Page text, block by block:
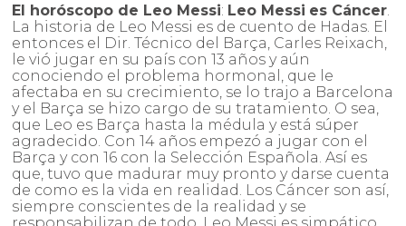
El horóscopo de Leo Messi: Leo Messi es Cáncer
La historia de Leo Messi es de cuento de Hadas. El
entonces el Dir. Técnico del Barça, Carles Reixach,
le vió jugar en su país con 13 años y aún
conociendo el problema hormonal, que le
afectaba en su crecimiento, se lo trajo a Barcelona
y el Barça se hizo cargo de su tratamiento. O sea,
que Leo es Barça hasta la médula y está súper
agradecido. Con 14 años empezó a jugar con el
Barça y con 16 con la Selección Española. Así es
que, tuvo que madurar muy pronto y darse cuenta
de como es la vida en realidad. Los Cáncer son así,
siempre conscientes de la realidad y se